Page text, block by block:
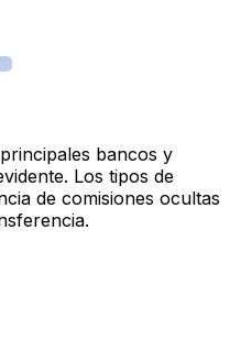
bancos y
Los tipos de
de comisiones ocultas